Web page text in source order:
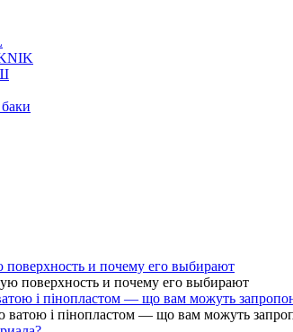
поверхность и почему его выбирают
і пінопластом — що вам можуть